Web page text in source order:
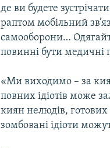
де ви будете
раптом мобільний
самооборони…
повинні бути медичні
«Ми виходимо – за
повних ідіотів може
киян нелюдів,
зомбовані ідіоти